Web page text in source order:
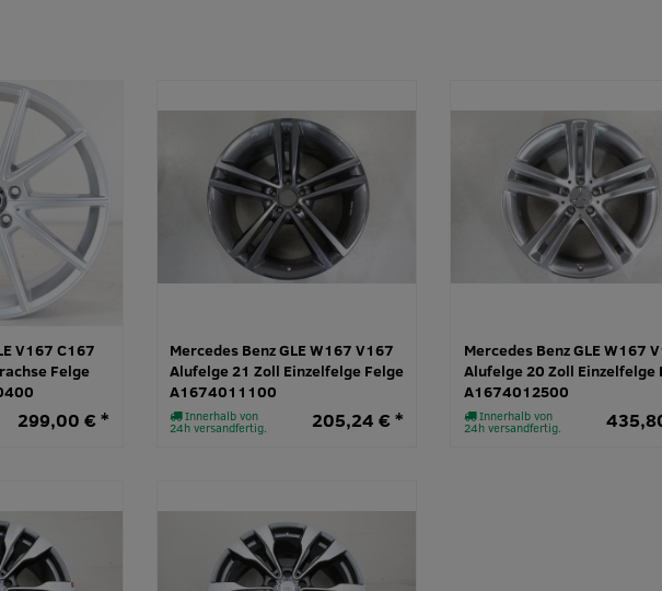
V167 C167
Felge
299,00 € *
Mercedes Benz GLE W167 V167
Alufelge 21 Zoll Einzelfelge Felge
A1674011100
Innerhalb von
24h versandfertig. 205,24 € *
Mercedes Benz GLE W167
Alufelge 20 Zoll Einzelfelge
A1674012500
Innerhalb von
24h versandfertig.